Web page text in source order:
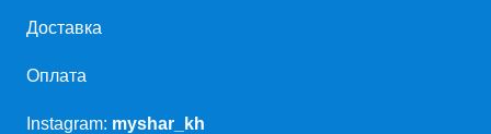
Доставка
Оплата
Instagram: myshar_kh